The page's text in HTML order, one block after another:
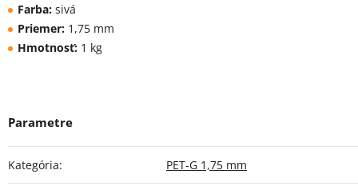
Farba: sivá
Priemer: 1,75 mm
Hmotnosť: 1 kg
Kategória: PET-G 1,75 mm